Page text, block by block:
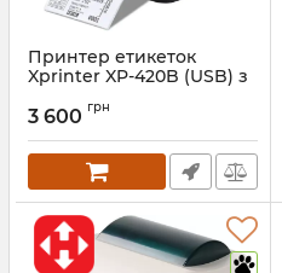
Принтер етикеток
Xprinter XP-420B (USB) з
етикеток
Артикул:1076
3 600 грн